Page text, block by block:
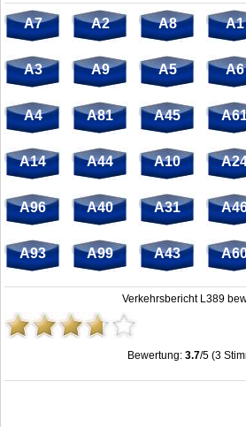
A7 A2 A8 A1
A3 A9 A5 A6
A4 A81 A45
A14 A44 A10
A96 A40 A31
A93 A99 A43
Verkehrsbericht L389
Bewertung:3.7/5 (3
Stau L389: Unfälle, Sperrung & Baustellen |